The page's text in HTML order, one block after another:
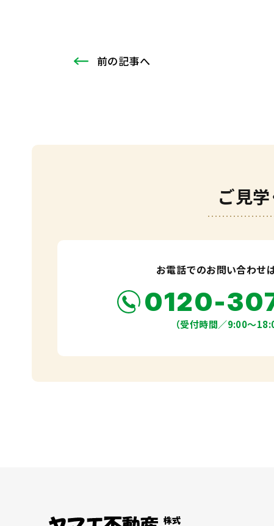
前の記事へ
ご見学
お電話でのお問い合わせ
0120-
（受付時間／9:00〜